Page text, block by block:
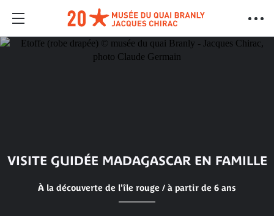
VISITE GUIDÉE MADAGASCAR EN FAMILLE
À la découverte de l'île rouge / à partir de 6 ans